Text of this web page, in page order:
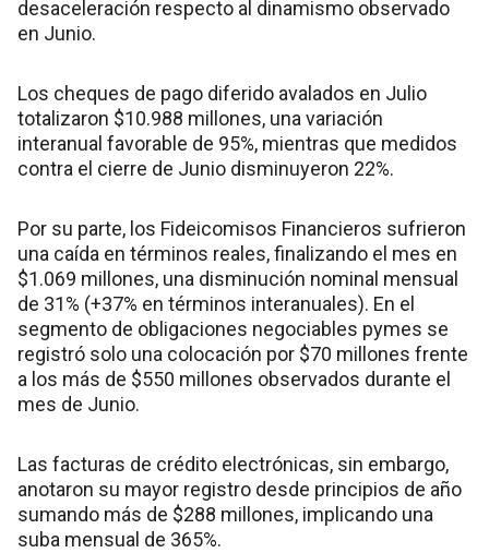
desaceleración respecto al dinamismo observado
en Junio.
Los cheques de pago diferido avalados en Julio
totalizaron $10.988 millones, una variación
interanual favorable de 95%, mientras que medidos
contra el cierre de Junio disminuyeron 22%.
Por su parte, los Fideicomisos Financieros sufrieron
una caída en términos reales, finalizando el mes en
$1.069 millones, una disminución nominal mensual
de 31% (+37% en términos interanuales). En el
segmento de obligaciones negociables pymes se
registró solo una colocación por $70 millones frente
a los más de $550 millones observados durante el
mes de Junio.
Las facturas de crédito electrónicas, sin embargo,
anotaron su mayor registro desde principios de año
sumando más de $288 millones, implicando una
suba mensual de 365%.